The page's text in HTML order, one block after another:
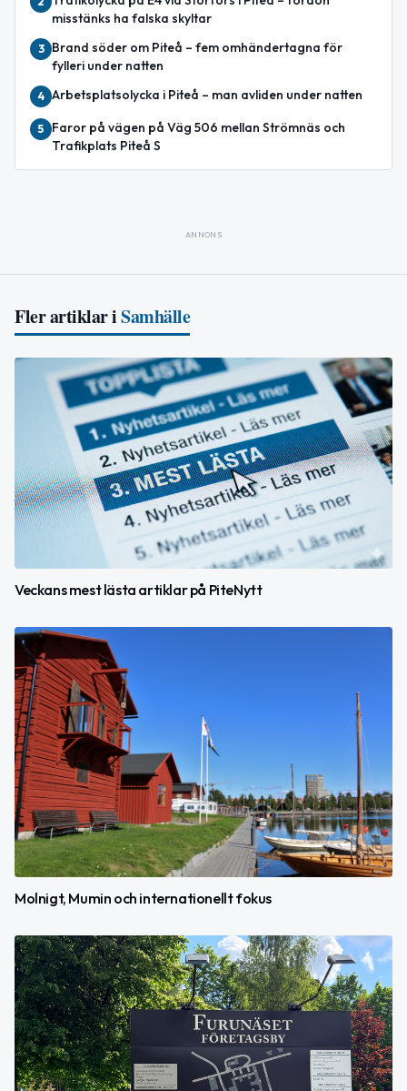
misstänks ha falska skyltar
3
Brand söder om Piteå – fem omhändertagna för
fylleri under natten
4 Arbetsplatsolycka i Piteå – man avliden under natten
5
Faror på vägen på Väg 506 mellan Strömnäs och
Trafikplats Piteå S
ANNONS
Fler artiklar iSamhälle
Veckans mest lästa artiklar på PiteNytt
Molnigt, Mumin och internationellt fokus